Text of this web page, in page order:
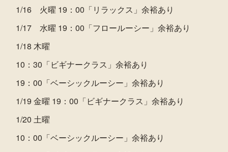
1/16 火曜 19：00「リラックス」余裕あり
1/17 水曜 19：00「フロールーシー」余裕あり
1/18 木曜
10：30「ビギナークラス」余裕あり
19：00「ベーシックルーシー」余裕あり
1/19 金曜 19：00「ビギナークラス」余裕あり
1/20 土曜
10：00「ベーシックルーシー」余裕あり